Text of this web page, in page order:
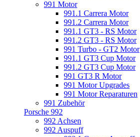
991 Motor
991.1 Carrera Motor
991.2 Carrera Motor
991.1 GT3 - RS Motor
991.2 GT3 - RS Motor
991 Turbo - GT2 Motor
991.1 GT3 Cup Motor
991.2 GT3 Cup Motor
991 GT3 R Motor
991 Motor Upgrades
991 Motor Reparaturen
991 Zubehör
Porsche 992
992 Achsen
992 Auspuff